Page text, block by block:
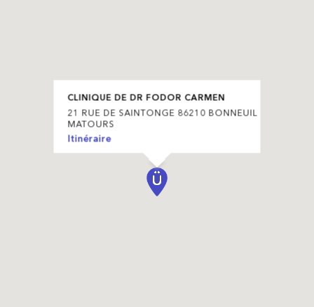
CLINIQUE DE DR FODOR CARMEN
21 RUE DE SAINTONGE 86210 BONNEUIL
MATOURS
Itinéraire